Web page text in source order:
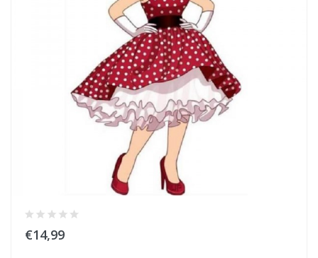
€14,99